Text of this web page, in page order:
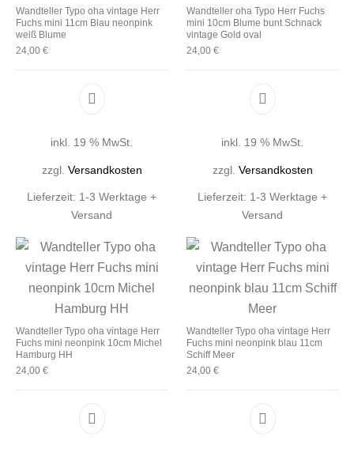
Wandteller Typo oha vintage Herr
Fuchs mini 11cm Blau neonpink
weiß Blume
24,00 €
inkl. 19 % MwSt.
zzgl. Versandkosten
Lieferzeit: 1-3 Werktage +
Versand
Wandteller oha Typo Herr Fuchs
mini 10cm Blume bunt Schnack
vintage Gold oval
24,00 €
inkl. 19 % MwSt.
zzgl. Versandkosten
Lieferzeit: 1-3 Werktage +
Versand
Wandteller Typo oha vintage Herr
Fuchs mini neonpink 10cm Michel
Hamburg HH
24,00 €
Wandteller Typo oha vintage Herr
Fuchs mini neonpink blau 11cm
Schiff Meer
24,00 €